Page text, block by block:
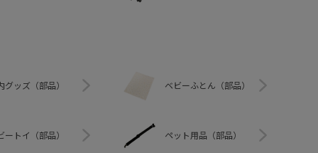
グッズ（部品） ベビーふとん（部品）
ートイ（部品） ペット用品（部品）